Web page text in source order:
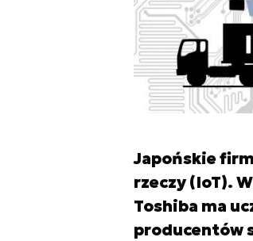
Japońskie
rzeczy (IoT).
Toshiba ma
producentów